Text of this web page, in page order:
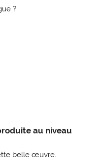
?
au niveau
belle œuvre.